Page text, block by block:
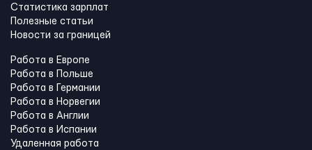
Статистика зарплат
Полезные статьи
Новости за границей
Работа в Европе
Работа в Польше
Работа в Германии
Работа в Норвегии
Работа в Англии
Работа в Испании
Удаленная работа